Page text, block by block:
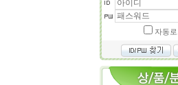
자동